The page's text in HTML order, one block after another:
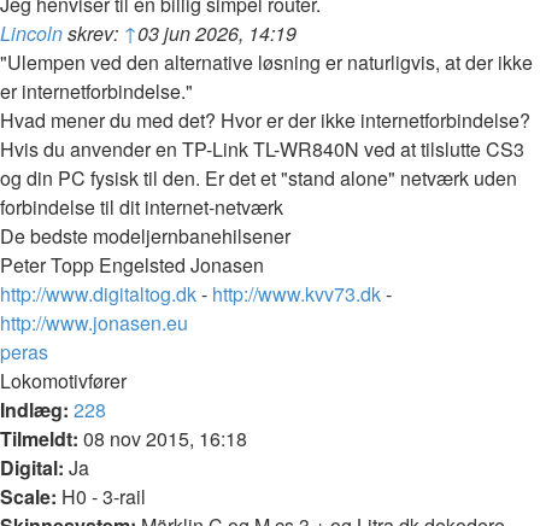
Lincolnskrev: ↑03 jun 2026, 14:19
"Ulempen ved den alternative løsning er naturligvis, at der ikke
er internetforbindelse."
Hvad mener du med det? Hvor er der ikke internetforbindelse?
Hvis du anvender en TP-Link TL-WR840N ved at tilslutte CS3
og din PC fysisk til den. Er det et "stand alone" netværk uden
forbindelse til dit internet-netværk
De bedste modeljernbanehilsener
Peter Topp Engelsted Jonasen
http://www.digitaltog.dk- http://www.kvv73.dk-
http://www.jonasen.eu
Top
peras
Lokomotivfører
Indlæg: 228
Tilmeldt: 08 nov 2015, 16:18
Digital: Ja
Scale: H0 - 3-rail